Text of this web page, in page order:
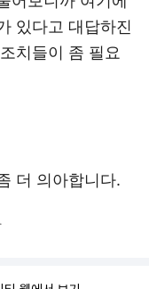
있다고 대답하진
치들이 좀 필요
더 의아합니다.